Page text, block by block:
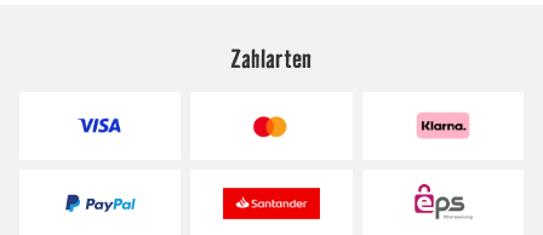
Zahlarten